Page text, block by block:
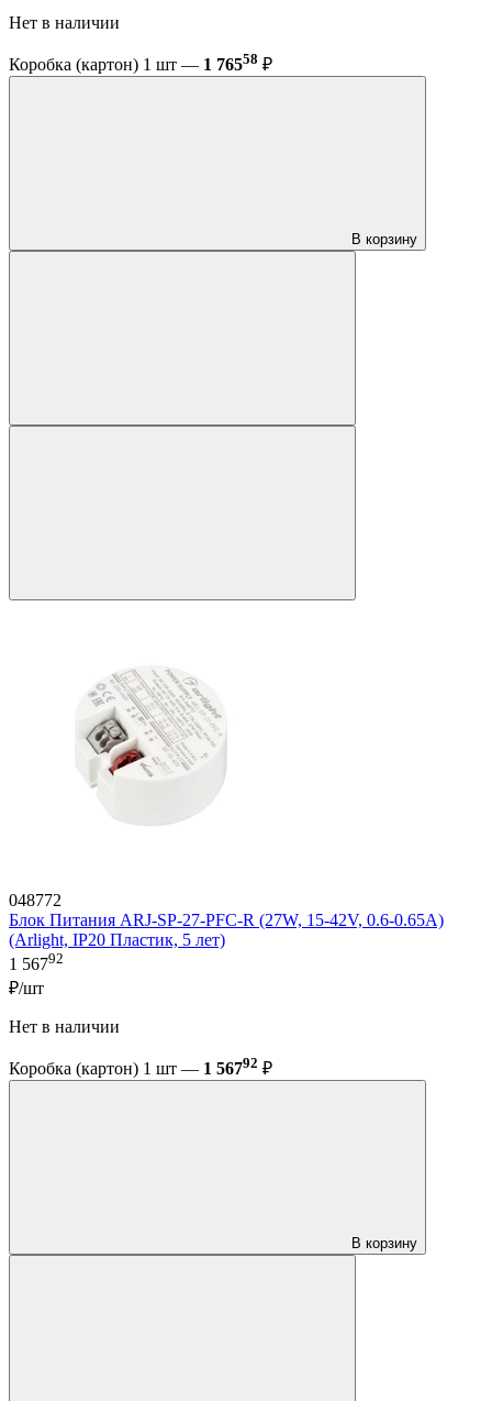
Нет в наличии
Коробка (картон) 1 шт — 1 76558 ₽
В корзину
048772
Блок Питания ARJ-SP-27-PFC-R (27W, 15-42V, 0.6-0.65A)
(Arlight, IP20 Пластик, 5 лет)
1 56792
₽/шт
Нет в наличии
Коробка (картон) 1 шт — 1 56792 ₽
В корзину